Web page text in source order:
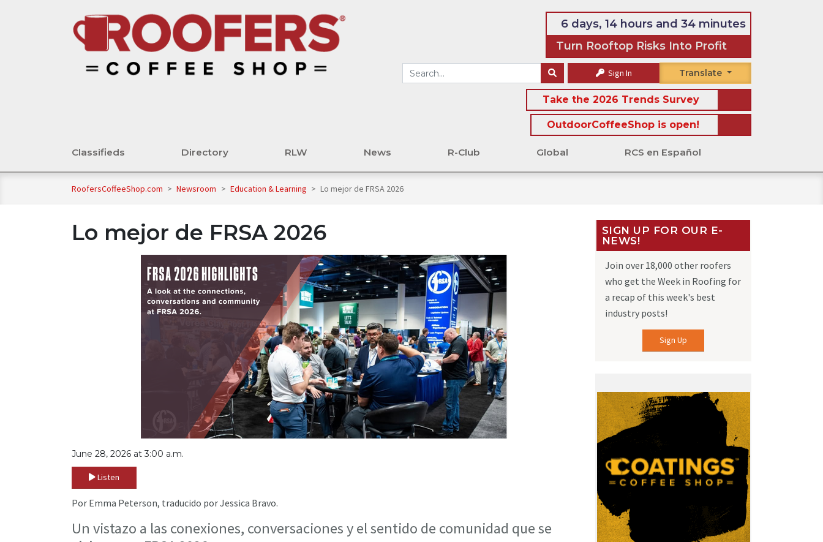
6 days, 14 hours and 34 minutes
Turn Rooftop Risks Into Profit
Sign In Translate
Take the 2026 Trends Survey
OutdoorCoffeeShop is open!
Classifieds Directory RLW News R-Club Global RCS en Español
RoofersCoffeeShop.com > Newsroom > Education & Learning > Lo mejor de FRSA 2026
Lo mejor de FRSA 2026
June 28, 2026 at 3:00 a.m.
Listen
Por Emma Peterson, traducido por Jessica Bravo.
Un vistazo a las conexiones, conversaciones y el sentido de comunidad que se
SIGN UP FOR OUR E-
NEWS!
Join over 18,000 other roofers
who get the Week in Roofing for
a recap of this week's best
industry posts!
Sign Up